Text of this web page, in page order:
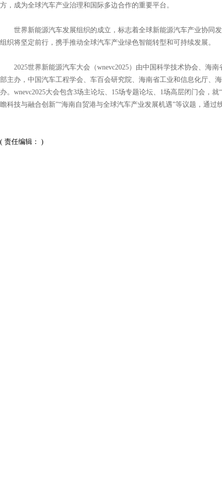
方，成为全球汽车产业治理和国际多边合作的重要平台。
世界新能源汽车发展组织的成立，标志着全球新能源汽车产业协同
组织将坚定前行，携手推动全球汽车产业绿色智能转型和可持续发展。
2025世界新能源汽车大会（wnevc2025）由中国科学技术协会、海南
部主办，中国汽车工程学会、车百会研究院、海南省工业和信息化厅、
办。wnevc2025大会包含3场主论坛、15场专题论坛、1场高层闭门会，就
瞻科技与融合创新”“海南自贸港与全球汽车产业发展机遇”等议题，通过
( 责任编辑： )